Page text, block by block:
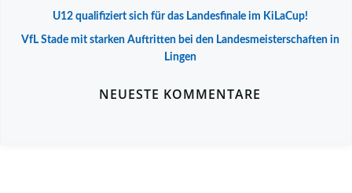
U12 qualifiziert sich für das Landesfinale im KiLaCup!
VfL Stade mit starken Auftritten bei den Landesmeisterschaften in
Lingen
NEUESTE KOMMENTARE